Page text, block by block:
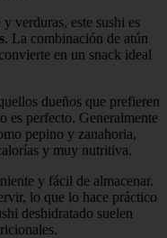
verduras, este sushi es
. La combinación de atún
en un snack ideal
dueños que prefieren
es perfecto. Generalmente
pepino y zanahoria,
y muy nutritiva.
y fácil de almacenar.
lo que lo hace práctico
deshidratado suelen